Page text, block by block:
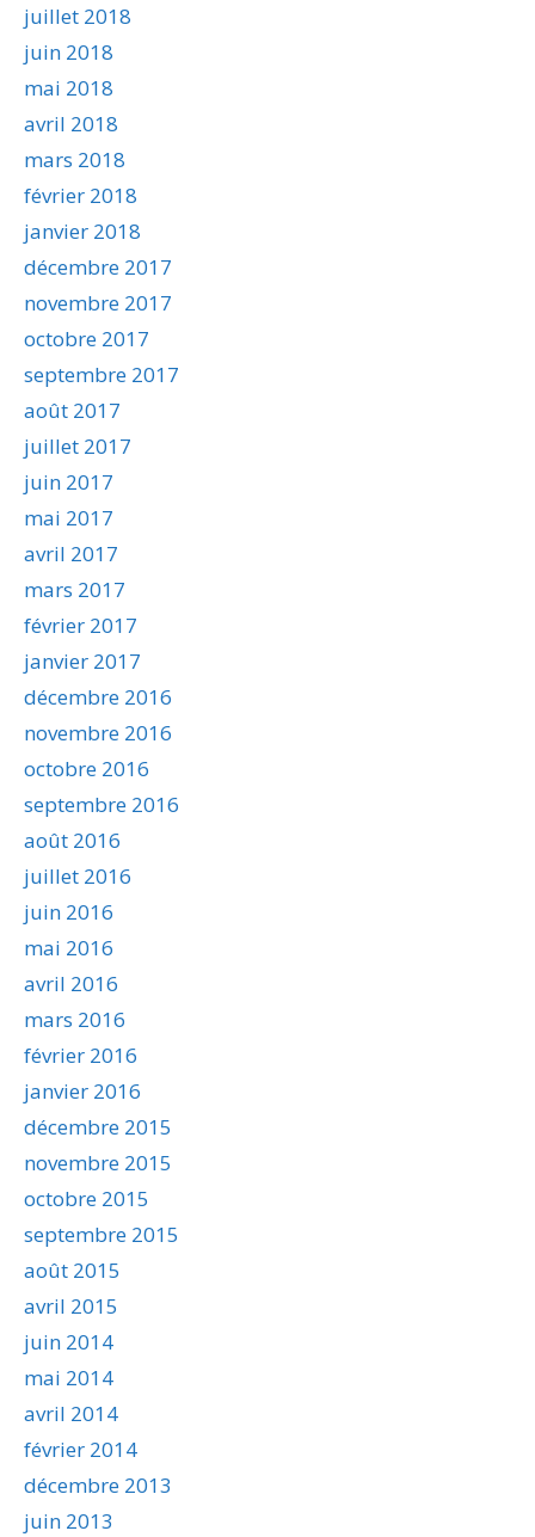
juillet 2018
juin 2018
mai 2018
avril 2018
mars 2018
février 2018
janvier 2018
décembre 2017
novembre 2017
octobre 2017
septembre 2017
août 2017
juillet 2017
juin 2017
mai 2017
avril 2017
mars 2017
février 2017
janvier 2017
décembre 2016
novembre 2016
octobre 2016
septembre 2016
août 2016
juillet 2016
juin 2016
mai 2016
avril 2016
mars 2016
février 2016
janvier 2016
décembre 2015
novembre 2015
octobre 2015
septembre 2015
août 2015
avril 2015
juin 2014
mai 2014
avril 2014
février 2014
décembre 2013
juin 2013